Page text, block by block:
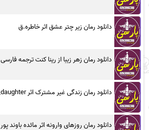
دانلود رمان زیر چتر عشق اثر خاطره.ق
دانلود رمان زهر زیبا از رینا کنت ترجمه فارسی
دانلود رمان زندگی غیر مشترک اثر sun_daughter
دانلود رمان روزهای وارونه اثر مائده باوند پور